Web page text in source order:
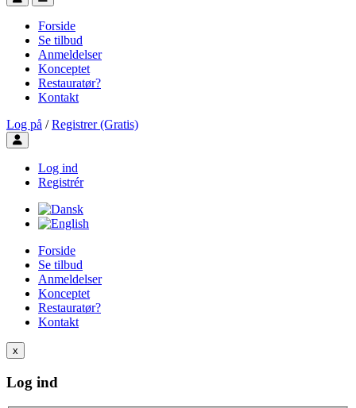
Forside
Se tilbud
Anmeldelser
Konceptet
Restauratør?
Kontakt
Log på / Registrer (Gratis)
Toggle user menu
Log ind
Registrér
Forside
Se tilbud
Anmeldelser
Konceptet
Restauratør?
Kontakt
x
Log ind